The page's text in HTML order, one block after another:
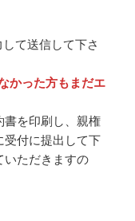
て送信して下さ
かった方もまだエ
を印刷し、親権
受付に提出して下
いただきますの